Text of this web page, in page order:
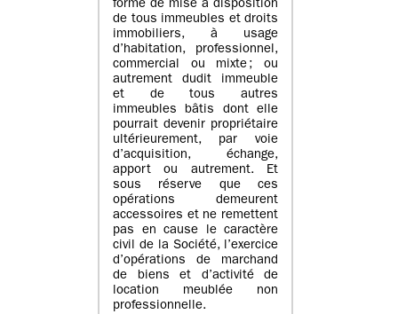
forme de mise à disposition
de tous immeubles et droits
immobiliers, à usage
d’habitation, professionnel,
commercial ou mixte ; ou
autrement dudit immeuble
et de tous autres
immeubles bâtis dont elle
pourrait devenir propriétaire
ultérieurement, par voie
d’acquisition, échange,
apport ou autrement. Et
sous réserve que ces
opérations demeurent
accessoires et ne remettent
pas en cause le caractère
civil de la Société, l’exercice
d’opérations de marchand
de biens et d’activité de
location meublée non
professionnelle.